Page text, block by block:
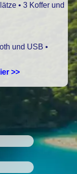
• 3 Koffer und
und USB •
>>